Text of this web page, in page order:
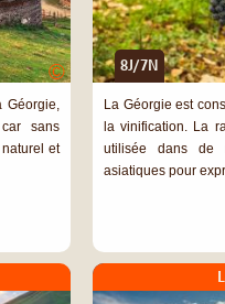
©
Géorgie,
sans
et
8J/7N
La Géorgie est
la vinification. La
utilisée dans de
asiatiques pour